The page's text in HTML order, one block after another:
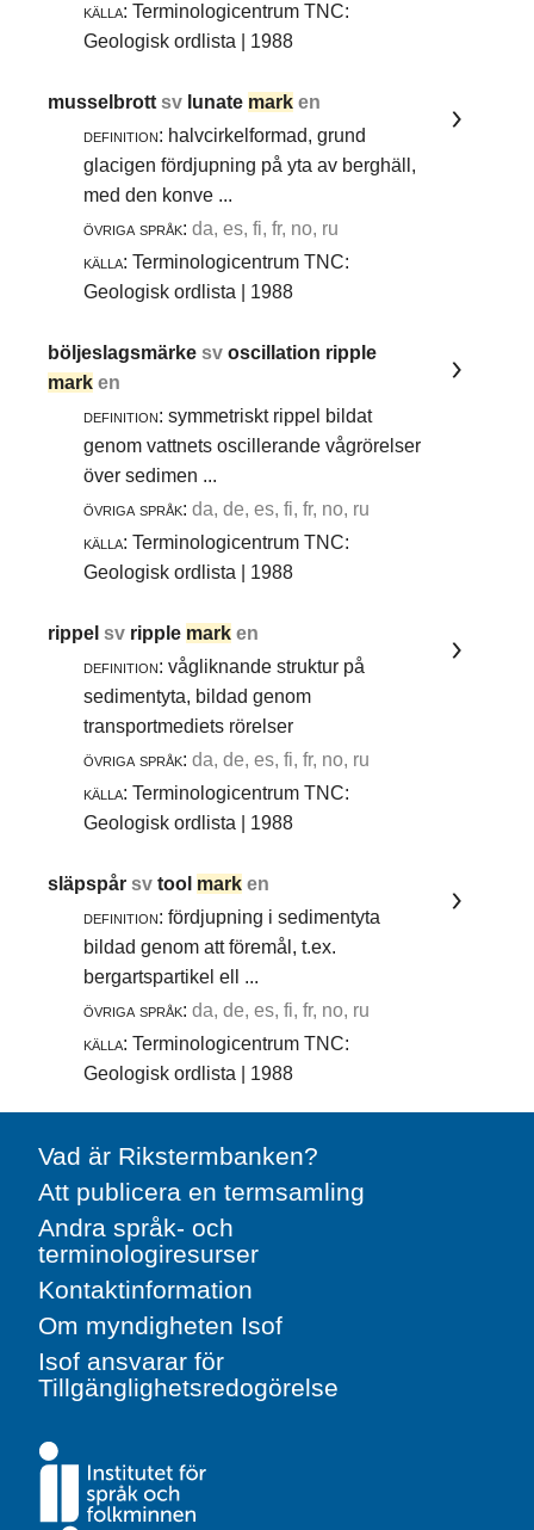
källa: Terminologicentrum TNC:
Geologisk ordlista | 1988
musselbrottsv lunate mark en
definition: halvcirkelformad, grund
glacigen fördjupning på yta av berghäll,
med den konve ...
övriga språk: da, es, fi, fr, no, ru
källa: Terminologicentrum TNC:
Geologisk ordlista | 1988
böljeslagsmärkesvoscillation ripple
mark en
definition: symmetriskt rippel bildat
genom vattnets oscillerande vågrörelser
över sedimen ...
övriga språk: da, de, es, fi, fr, no, ru
källa: Terminologicentrum TNC:
Geologisk ordlista | 1988
rippelsv ripple mark en
definition: vågliknande struktur på
sedimentyta, bildad genom
transportmediets rörelser
övriga språk: da, de, es, fi, fr, no, ru
källa: Terminologicentrum TNC:
Geologisk ordlista | 1988
släpspårsvtool mark en
definition: fördjupning i sedimentyta
bildad genom att föremål, t.ex.
bergartspartikel ell ...
övriga språk: da, de, es, fi, fr, no, ru
källa: Terminologicentrum TNC:
Geologisk ordlista | 1988
Vad är Rikstermbanken?
Att publicera en termsamling
Andra språk- och
terminologiresurser
Kontaktinformation
Om myndigheten Isof
Isof ansvarar för
Tillgänglighetsredogörelse